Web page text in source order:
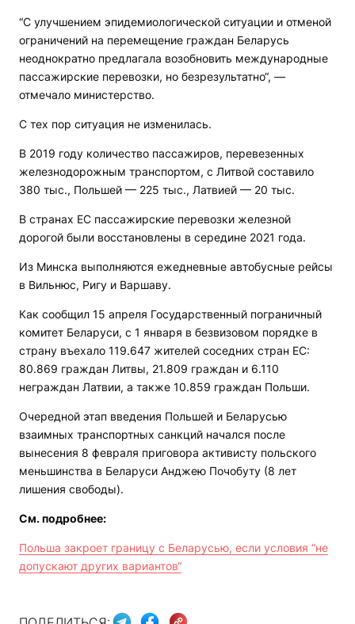
“С улучшением эпидемиологической ситуации и отменой
ограничений на перемещение граждан Беларусь
неоднократно предлагала возобновить международные
пассажирские перевозки, но безрезультатно“, —
отмечало министерство.
С тех пор ситуация не изменилась.
В 2019 году количество пассажиров, перевезенных
железнодорожным транспортом, с Литвой составило
380 тыс., Польшей — 225 тыс., Латвией — 20 тыс.
В странах ЕС пассажирские перевозки железной
дорогой были восстановлены в середине 2021 года.
Из Минска выполняются ежедневные автобусные рейсы
в Вильнюс, Ригу и Варшаву.
Как сообщил 15 апреля Государственный пограничный
комитет Беларуси, с 1 января в безвизовом порядке в
страну въехало 119.647 жителей соседних стран ЕС:
80.869 граждан Литвы, 21.809 граждан и 6.110
неграждан Латвии, а также 10.859 граждан Польши.
Очередной этап введения Польшей и Беларусью
взаимных транспортных санкций начался после
вынесения 8 февраля приговора активисту польского
меньшинства в Беларуси Анджею Почобуту (8 лет
лишения свободы).
См. подробнее:
Польша закроет границу с Беларусью, если условия “не
допускают других вариантов“